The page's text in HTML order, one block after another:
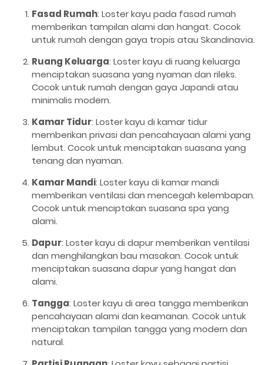
Fasad Rumah: Loster kayu pada fasad rumah
memberikan tampilan alami dan hangat. Cocok
untuk rumah dengan gaya tropis atau Skandinavia.
Ruang Keluarga: Loster kayu di ruang keluarga
menciptakan suasana yang nyaman dan rileks.
Cocok untuk rumah dengan gaya Japandi atau
minimalis modern.
Kamar Tidur: Loster kayu di kamar tidur
memberikan privasi dan pencahayaan alami yang
lembut. Cocok untuk menciptakan suasana yang
tenang dan nyaman.
Kamar Mandi: Loster kayu di kamar mandi
memberikan ventilasi dan mencegah kelembapan.
Cocok untuk menciptakan suasana spa yang
alami.
Dapur: Loster kayu di dapur memberikan ventilasi
dan menghilangkan bau masakan. Cocok untuk
menciptakan suasana dapur yang hangat dan
alami.
Tangga: Loster kayu di area tangga memberikan
pencahayaan alami dan keamanan. Cocok untuk
menciptakan tampilan tangga yang modern dan
natural.